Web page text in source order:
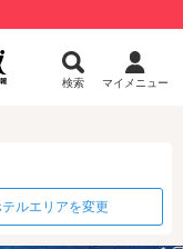
検索 マイメニュー
ルエリアを変更